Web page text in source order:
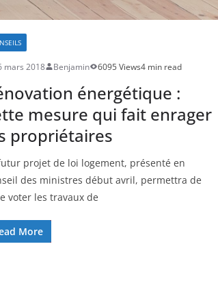
mars 2018 Benjamin 6095 Views4 min read
énergétique :
mesure qui fait enrager
propriétaires
projet de loi logement, présenté en
des ministres début avril, permettra de
voter les travaux de
More